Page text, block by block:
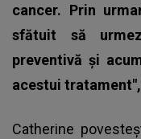
cancer. Prin
sfătuit să
preventivă şi
acestui tratament",
Catherine